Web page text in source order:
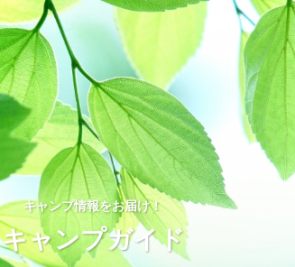
キャンプ情報をお届け！
キャンプガイド